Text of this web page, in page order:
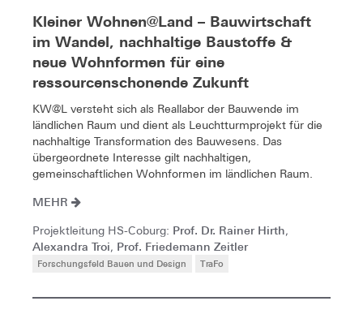
Kleiner Wohnen@Land – Bauwirtschaft
im Wandel, nachhaltige Baustoffe &
neue Wohnformen für eine
ressourcenschonende Zukunft
KW@L versteht sich als Reallabor der Bauwende im
ländlichen Raum und dient als Leuchtturmprojekt für die
nachhaltige Transformation des Bauwesens. Das
übergeordnete Interesse gilt nachhaltigen,
gemeinschaftlichen Wohnformen im ländlichen Raum.
MEHR
Projektleitung HS-Coburg: Prof. Dr. Rainer Hirth,
Alexandra Troi, Prof. Friedemann Zeitler
Forschungsfeld Bauen und Design TraFo